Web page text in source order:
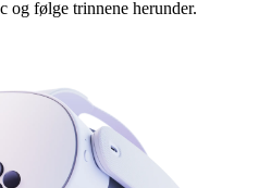
følge trinnene herunder.